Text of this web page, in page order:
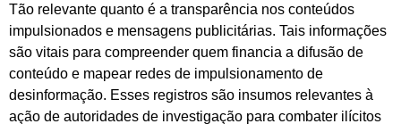
Tão relevante quanto é a transparência nos conteúdos
impulsionados e mensagens publicitárias. Tais informações
são vitais para compreender quem financia a difusão de
conteúdo e mapear redes de impulsionamento de
desinformação. Esses registros são insumos relevantes à
ação de autoridades de investigação para combater ilícitos